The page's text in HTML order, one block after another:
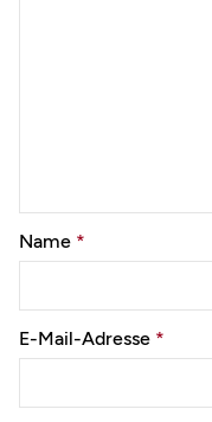
Name *
E-Mail-Adresse *